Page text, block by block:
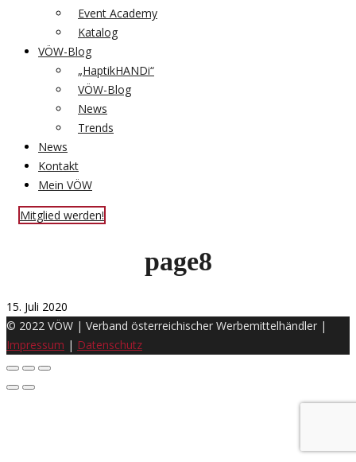
Event Academy
Katalog
VÖW-Blog
„HaptikHANDi“
VÖW-Blog
News
Trends
News
Kontakt
Mein VÖW
Mitglied werden!
page8
15. Juli 2020
© 2022 VÖW | Verband österreichischer Werbemittelhändler |
Impressum | Datenschutz